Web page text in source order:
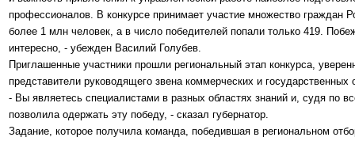
профессионалов. В конкурсе принимает участие множество граждан
более 1 млн человек, а в число победителей попали только 419.
интересно, - убежден Василий Голубев.
Приглашенные участники прошли региональный этап конкурса,
представители руководящего звена коммерческих и
- Вы являетесь специалистами в разных областях знаний и, судя по
позволила одержать эту победу, - сказал губернатор.
Задание, которое получила команда, победившая в региональном